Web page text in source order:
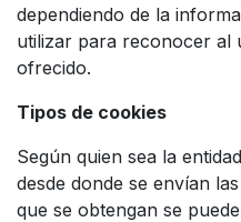
dependiendo de la
utilizar para reconocer al
ofrecido.
Tipos de cookies
Según quien sea la
desde donde se envían
que se obtengan se